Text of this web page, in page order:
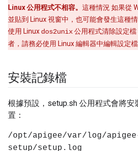
Linux 公用程式不相容。 這種情況 如果從
並貼到 Linux 視窗中，也可能會發生這種
使用 Linux dos2unix公用程式清除設定
者，請務必使用 Linux 編輯器中編輯設定檔
安裝記錄檔
根據預設，setup.sh 公用程式會將安
置：
/opt/apigee/var/log/
setup/setup.log